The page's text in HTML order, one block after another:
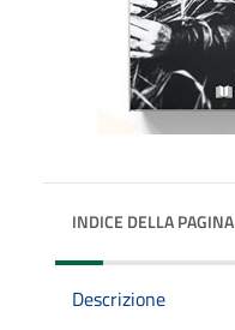
INDICE DELLA PAGINA
Descrizione